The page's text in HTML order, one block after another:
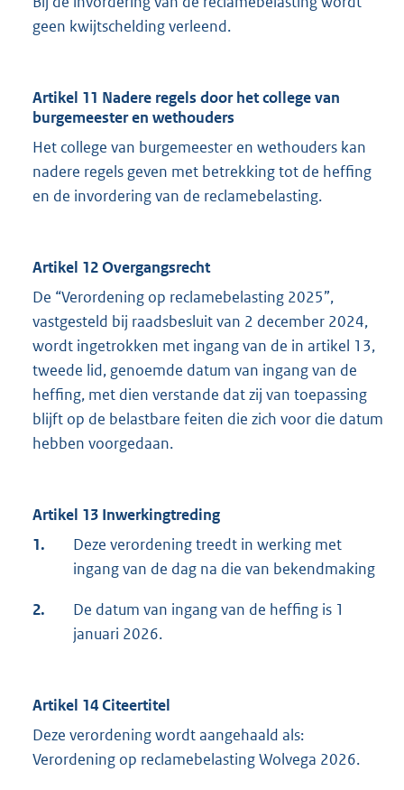
geen kwijtschelding verleend.
Artikel 11 Nadere regels door het college van
burgemeester en wethouders
Het college van burgemeester en wethouders kan
nadere regels geven met betrekking tot de heffing
en de invordering van de reclamebelasting.
Artikel 12 Overgangsrecht
De “Verordening op reclamebelasting 2025”,
vastgesteld bij raadsbesluit van 2 december 2024,
wordt ingetrokken met ingang van de in artikel 13,
tweede lid, genoemde datum van ingang van de
heffing, met dien verstande dat zij van toepassing
blijft op de belastbare feiten die zich voor die datum
hebben voorgedaan.
Artikel 13 Inwerkingtreding
1.
Deze verordening treedt in werking met
ingang van de dag na die van bekendmaking
2.
De datum van ingang van de heffing is 1
januari 2026.
Artikel 14 Citeertitel
Deze verordening wordt aangehaald als:
Verordening op reclamebelasting Wolvega 2026.